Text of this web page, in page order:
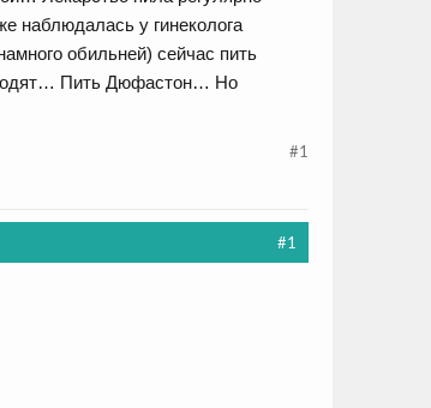
наблюдалась у гинеколога
обильней) сейчас пить
Пить Дюфастон… Но
#1
#1